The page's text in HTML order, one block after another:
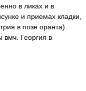
в ликах и в
и приемах кладки,
в позе оранта)
вмч. Георгия в